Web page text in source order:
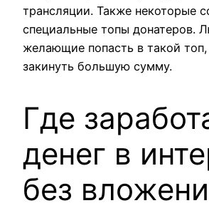
трансляции. Также некоторые
специальные топы донатеров.
желающие попасть в такой
закинуть большую сумму.
Где
денег в
без